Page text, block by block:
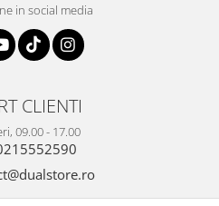
in social media
CLIENTI
09.00 - 17.00